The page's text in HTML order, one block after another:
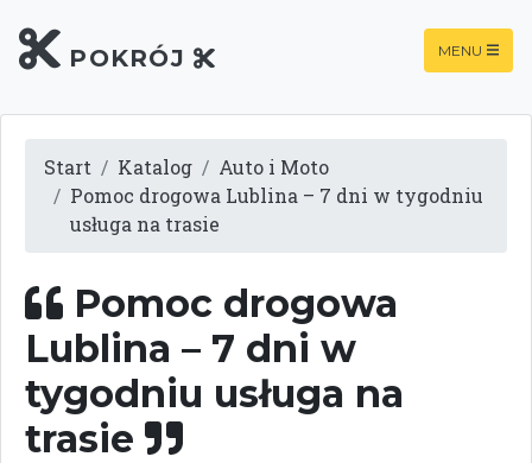
POKRÓJ MENU
Start Katalog
Auto i Moto
Pomoc drogowa Lublina – 7 dni w tygodniu
usługa na trasie
Pomoc drogowa
Lublina – 7 dni w
tygodniu usługa na
trasie